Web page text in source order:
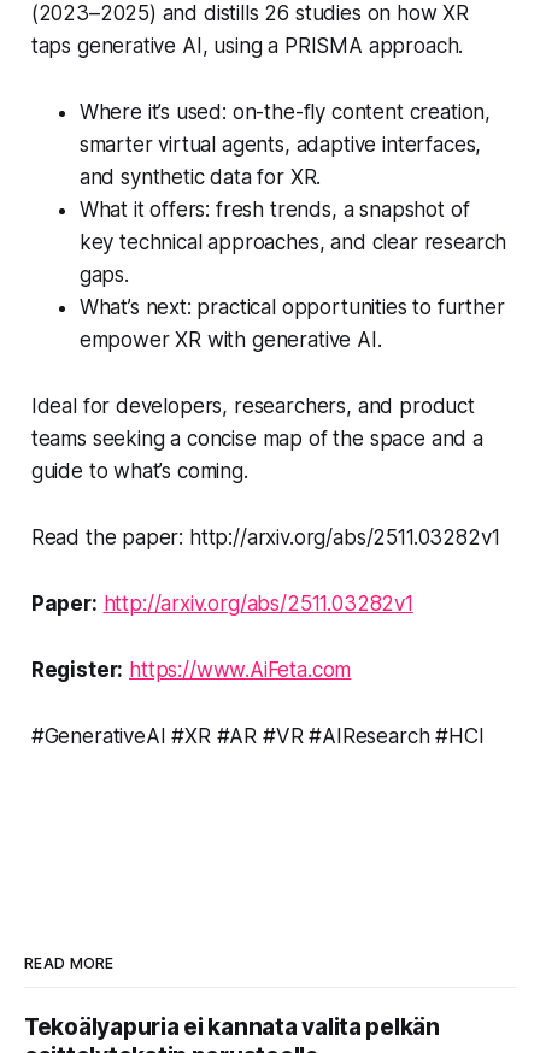
(2023–2025) and distills 26 studies on how XR
taps generative AI, using a PRISMA approach.
Where it’s used: on-the-fly content creation,
smarter virtual agents, adaptive interfaces,
and synthetic data for XR.
What it offers: fresh trends, a snapshot of
key technical approaches, and clear research
gaps.
What’s next: practical opportunities to further
empower XR with generative AI.
Ideal for developers, researchers, and product
teams seeking a concise map of the space and a
guide to what’s coming.
Read the paper: http://arxiv.org/abs/2511.03282v1
Paper: http://arxiv.org/abs/2511.03282v1
Register: https://www.AiFeta.com
#GenerativeAI #XR #AR #VR #AIResearch #HCI
READ MORE
Tekoälyapuria ei kannata valita pelkän